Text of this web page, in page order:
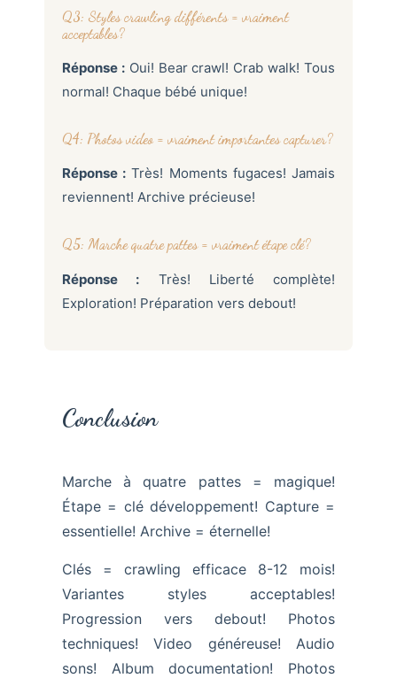
Q3: Styles crawling différents = vraiment
acceptables?
Réponse :Oui! Bear crawl! Crab walk! Tous
normal! Chaque bébé unique!
Q4: Photos video = vraiment importantes capturer?
Réponse : Très! Moments fugaces! Jamais
reviennent! Archive précieuse!
Q5: Marche quatre pattes = vraiment étape clé?
Réponse : Très! Liberté complète!
Exploration! Préparation vers debout!
Conclusion
Marche à quatre pattes = magique!
Étape = clé développement! Capture =
essentielle! Archive = éternelle!
Clés = crawling efficace 8-12 mois!
Variantes styles acceptables!
Progression vers debout! Photos
techniques! Video généreuse! Audio
sons! Album documentation! Photos